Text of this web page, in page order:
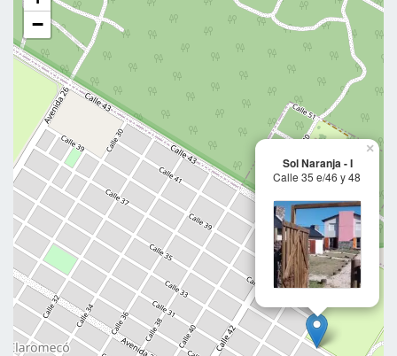
Sol Naranja - I
Calle 35 e/46 y 48
×
−